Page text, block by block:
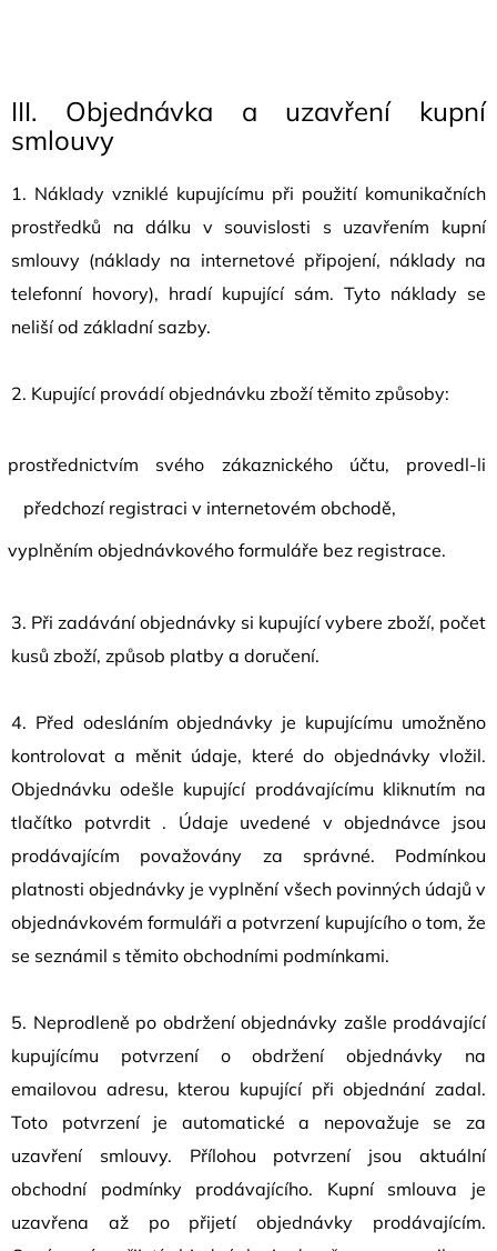
III. Objednávka a uzavření kupní
smlouvy
1. Náklady vzniklé kupujícímu při použití komunikačních
prostředků na dálku v souvislosti s uzavřením kupní
smlouvy (náklady na internetové připojení, náklady na
telefonní hovory), hradí kupující sám. Tyto náklady se
neliší od základní sazby.
2. Kupující provádí objednávku zboží těmito způsoby:
prostřednictvím svého zákaznického účtu, provedl-li
předchozí registraci v internetovém obchodě,
vyplněním objednávkového formuláře bez registrace.
3. Při zadávání objednávky si kupující vybere zboží, počet
kusů zboží, způsob platby a doručení.
4. Před odesláním objednávky je kupujícímu umožněno
kontrolovat a měnit údaje, které do objednávky vložil.
Objednávku odešle kupující prodávajícímu kliknutím na
tlačítko potvrdit . Údaje uvedené v objednávce jsou
prodávajícím považovány za správné. Podmínkou
platnosti objednávky je vyplnění všech povinných údajů v
objednávkovém formuláři a potvrzení kupujícího o tom, že
se seznámil s těmito obchodními podmínkami.
5. Neprodleně po obdržení objednávky zašle prodávající
kupujícímu potvrzení o obdržení objednávky na
emailovou adresu, kterou kupující při objednání zadal.
Toto potvrzení je automatické a nepovažuje se za
uzavření smlouvy. Přílohou potvrzení jsou aktuální
obchodní podmínky prodávajícího. Kupní smlouva je
uzavřena až po přijetí objednávky prodávajícím.